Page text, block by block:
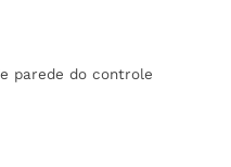
parede do controle